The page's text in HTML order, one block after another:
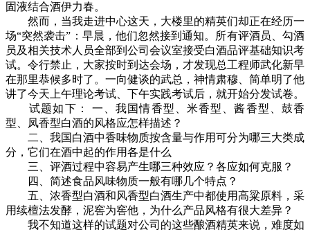
固液结合酒伊力春。
然而，当我走进中心这天，大楼里的精英们却正在经历一
场“突然袭击”：早晨，他们忽然接到通知。所有评酒员、勾酒
员及相关技术人员全部到公司会议室接受白酒品评基础知识考
试。令行禁止，大家按时到达会场，才发现总工程师武化新早
在那里恭候多时了。一向健谈的武总，神情肃穆、简单明了他
讲了今天上午理论考试、下午实践考试后，就开始分发试卷。
试题如下： 一、我国情香型、米香型、酱香型、鼓香
型、凤香型白酒的风格应怎样描述？
二、我国白酒中香味物质按含量与作用可分为哪三大类成
分，它们在酒中起的作用各是什么
三、评酒过程中容易产生哪三种效应？各应如何克服？
四、简述食品风味物质一般有哪几个特点？
五、浓香型白酒和风香型白酒生产中都使用高粱原料，采
用续檀法发酵，泥窖为窖他，为什么产品风格有很大差异？
我不知道这样的试题对公司的这些酿酒精英来说，难度如